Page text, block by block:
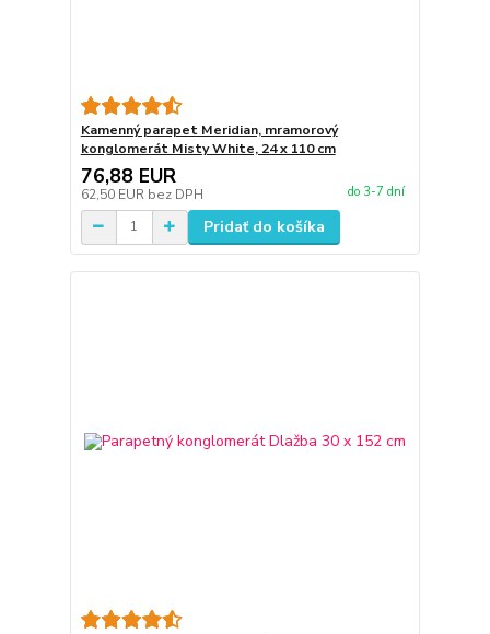
Kamenný parapet Meridian, mramorový
konglomerát Misty White, 24 x 110 cm
76,88 EUR
62,50 EUR bez DPH do 3-7 dní
Pridať do košíka